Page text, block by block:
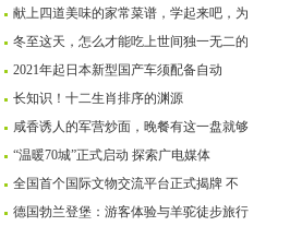
献上四道美味的家常菜谱，学起来吧，为
冬至这天，怎么才能吃上世间独一无二的
2021年起日本新型国产车须配备自动
长知识！十二生肖排序的渊源
咸香诱人的军营炒面，晚餐有这一盘就够
“温暖70城”正式启动 探索广电媒体
全国首个国际文物交流平台正式揭牌 不
德国勃兰登堡：游客体验与羊驼徒步旅行